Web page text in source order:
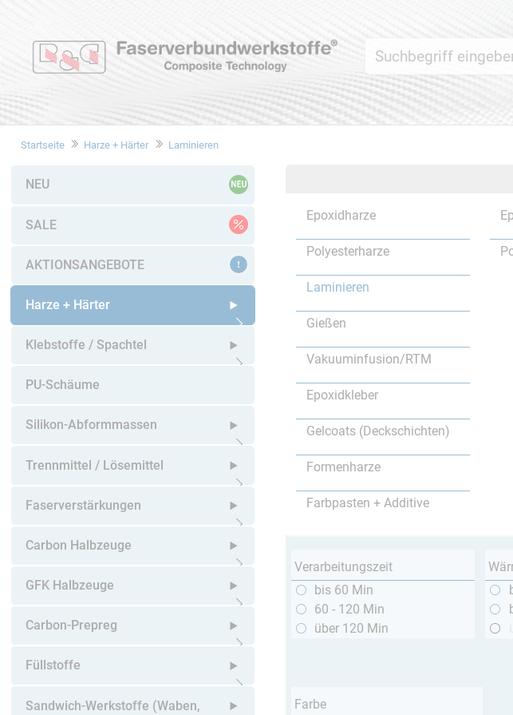
Startseite Harze + Härter Laminieren
NEU
SALE
AKTIONSANGEBOTE
Harze + Härter
Untermenü öffnen
Klebstoffe / Spachtel
Untermenü öffnen
PU-Schäume
Silikon-Abformmassen
Untermenü öffnen
Trennmittel / Lösemittel
Untermenü öffnen
Faserverstärkungen
Untermenü öffnen
Carbon Halbzeuge
Untermenü öffnen
GFK Halbzeuge
Untermenü öffnen
Carbon-Prepreg
Untermenü öffnen
Füllstoffe
Untermenü öffnen
Sandwich-Werkstoffe (Waben,
Epoxidharze
Polyesterharze
Laminieren
Gießen
Vakuuminfusion/RTM
Epoxidkleber
Gelcoats (Deckschichten)
Formenharze
Farbpasten + Additive
Verarbeitungszeit
bis 60 Min
60 - 120 Min
über 120 Min
Farbe